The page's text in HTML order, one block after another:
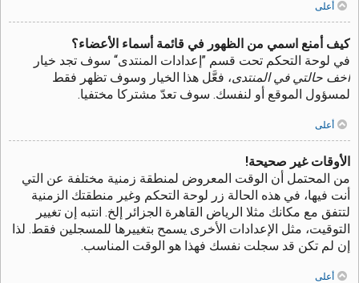
أعلى
كيف أمنع اسمي من الظهور في قائمة أسماء الأعضاء؟
في لوحة التحكم تحت قسم ”إعدادات المنتدى“ سوف تجد خيار
أخف حالتي في المنتدى، فعَّل هذا الخيار وسوف تظهر فقط
لمسؤول الموقع أو لنفسك. سوف تعدّ مشتركا مختفيا.
أعلى
الأوقات غير صحيحة!
من المحتمل أن الوقت المعروض لمنطقة زمنية مختلفة عن التي
أنت فيها، في هذه الحالة زر لوحة التحكم وغير منطقتك الزمنية
لتتفق مع مكانك مثلا الرياض القاهرة الجزائر إلخ. انتبه إن تغيير
التوقيت، مثل الإعدادات الأخرى يسمح بتغييرها للمسجلين فقط. لذا
إن لم تكن قد سجلت نفسك فهذا هو الوقت المناسب.
أعلى